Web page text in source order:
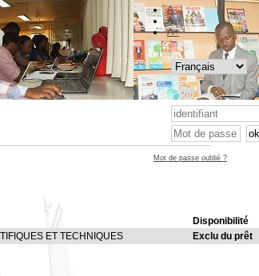
Disponibilité
ET TECHNIQUES Exclu du prêt
A-
A
A+
Mot de passe oublié ?